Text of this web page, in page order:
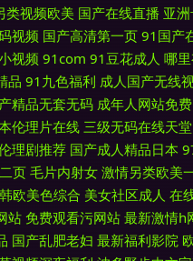
类视频欧美 国产在线直播 亚
视频 国产高清第一页 91国产
视频 91com 91豆花成人 哪
品 91九色福利 成人国产无线
精品无套无码 成年人网站免费
伦理片在线 三级无码在线天堂
理剧推荐 国产成人精品日本
页 毛片内射女 激情另类欧美
欧美色综合 美女社区成人 在
站 免费观看污网站 最新激情h
国产乱肥老妇 最新福利影院